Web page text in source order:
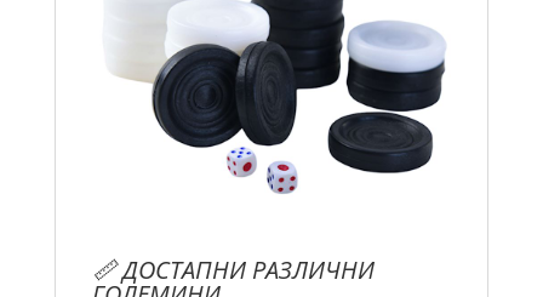
📏 ДОСТАПНИ РАЗЛИЧНИ